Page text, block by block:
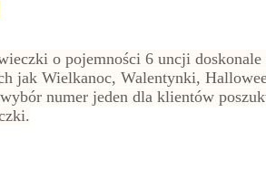
o pojemności 6 uncji doskonale
jak Wielkanoc, Walentynki,
numer jeden dla klientów